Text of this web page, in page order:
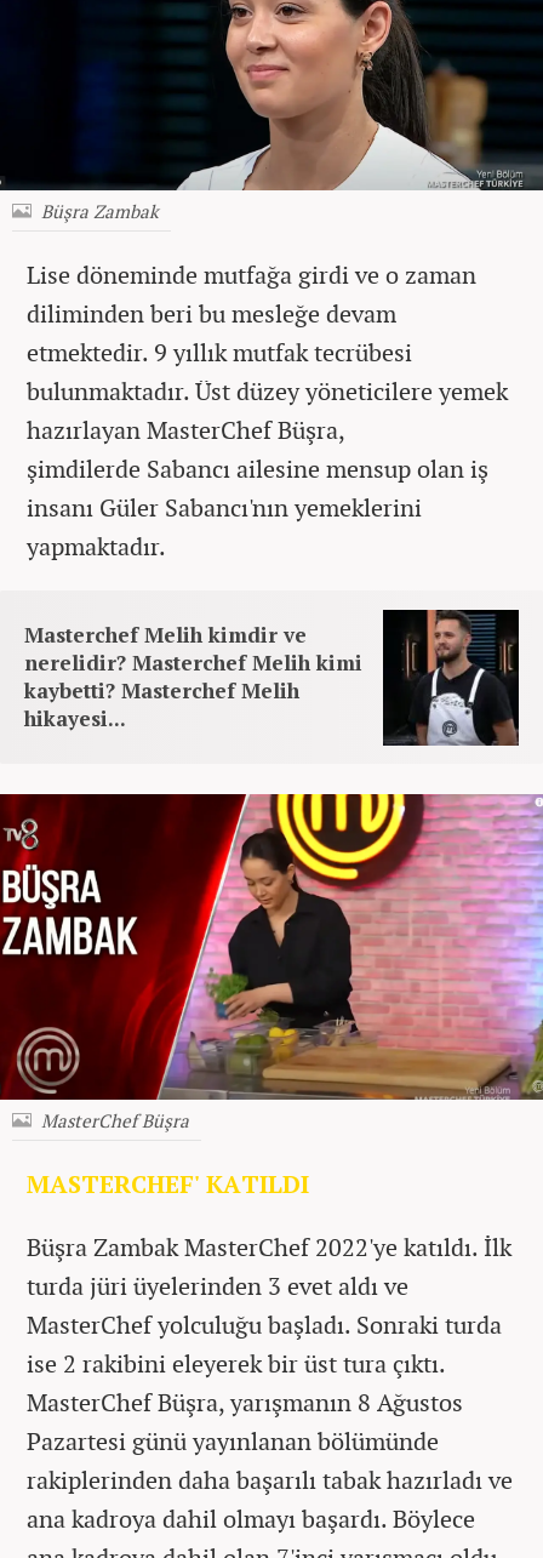
Büşra Zambak
Lise döneminde mutfağa girdi ve o zaman
diliminden beri bu mesleğe devam
etmektedir. 9 yıllık mutfak tecrübesi
bulunmaktadır. Üst düzey yöneticilere yemek
hazırlayan MasterChef Büşra,
şimdilerde Sabancı ailesine mensup olan iş
insanı Güler Sabancı'nın yemeklerini
yapmaktadır.
Masterchef Melih kimdir ve
nerelidir? Masterchef Melih kimi
kaybetti? Masterchef Melih
hikayesi...
MasterChef Büşra
MASTERCHEF' KATILDI
Büşra Zambak MasterChef 2022'ye katıldı. İlk
turda jüri üyelerinden 3 evet aldı ve
MasterChef yolculuğu başladı. Sonraki turda
ise 2 rakibini eleyerek bir üst tura çıktı.
MasterChef Büşra, yarışmanın 8 Ağustos
Pazartesi günü yayınlanan bölümünde
rakiplerinden daha başarılı tabak hazırladı ve
ana kadroya dahil olmayı başardı. Böylece